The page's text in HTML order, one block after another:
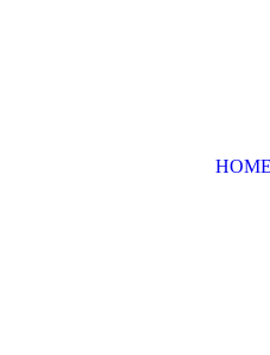
HOME